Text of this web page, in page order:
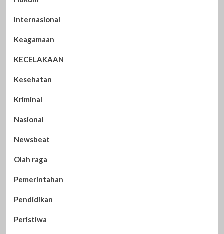
Internasional
Keagamaan
KECELAKAAN
Kesehatan
Kriminal
Nasional
Newsbeat
Olah raga
Pemerintahan
Pendidikan
Peristiwa